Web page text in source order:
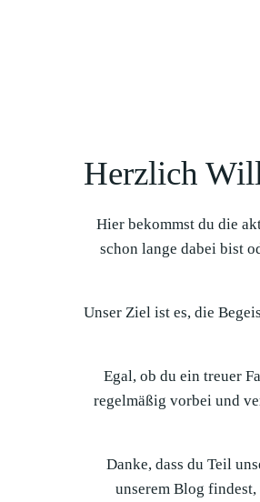
Herzlich
Hier bekommst du die
schon lange dabei bist
Unser Ziel ist es, die
Egal, ob du ein treuer
regelmäßig vorbei und
Danke, dass du Teil
unserem Blog